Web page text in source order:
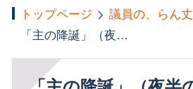
トップページ 議員の、らん丈
「主の降誕」（夜半のミサ）